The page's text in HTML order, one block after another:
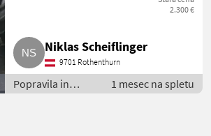
2.300 €
Niklas Scheiflinger
9701 Rothenthurn
Popravila in
rezervni deli /
1 mesec na spletu